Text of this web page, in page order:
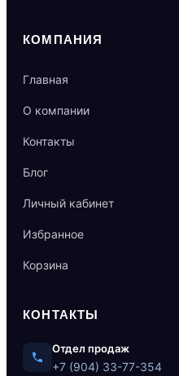
КОМПАНИЯ
Главная
О компании
Контакты
Блог
Личный кабинет
Избранное
Корзина
КОНТАКТЫ
Отдел продаж
+7 (904) 33-77-354